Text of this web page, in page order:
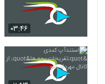
۰۳:۴۶